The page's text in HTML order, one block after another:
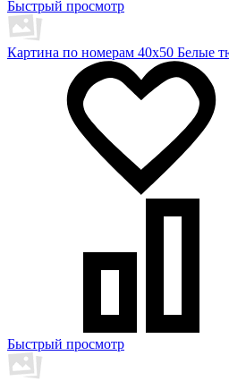
Быстрый просмотр
Картина по номерам 40х50 Белые
Быстрый просмотр